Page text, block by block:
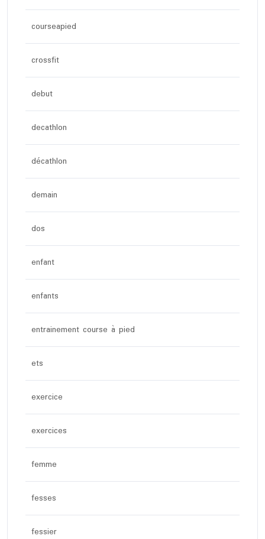
courseapied
crossfit
debut
decathlon
décathlon
demain
dos
enfant
enfants
entrainement course à pied
ets
exercice
exercices
femme
fesses
fessier